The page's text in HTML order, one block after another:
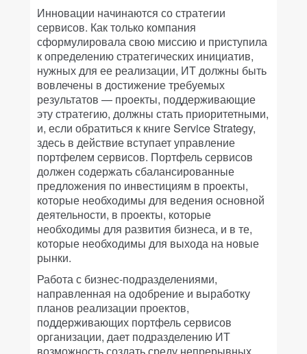
Инновации начинаются со стратегии
сервисов. Как только компания
сформулировала свою миссию и приступила
к определению стратегических инициатив,
нужных для ее реализации, ИТ должны быть
вовлечены в достижение требуемых
результатов — проекты, поддерживающие
эту стратегию, должны стать приоритетными,
и, если обратиться к книге Service Strategy,
здесь в действие вступает управление
портфелем сервисов. Портфель сервисов
должен содержать сбалансированные
предложения по инвестициям в проекты,
которые необходимы для ведения основной
деятельности, в проекты, которые
необходимы для развития бизнеса, и в те,
которые необходимы для выхода на новые
рынки.
Работа с бизнес-подразделениями,
направленная на одобрение и выработку
планов реализации проектов,
поддерживающих портфель сервисов
организации, дает подразделению ИТ